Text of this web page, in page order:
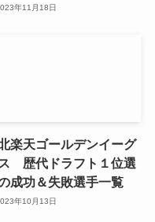
年11月18日
楽天ゴールデンイーグ
歴代ドラフト１位選
成功＆失敗選手一覧
年10月13日